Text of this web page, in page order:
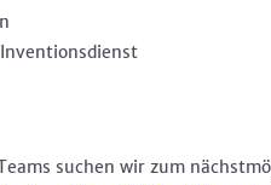
suchen wir zum